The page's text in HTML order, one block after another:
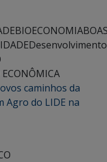
BIOECONOMIA
Desenvolvimento
ECONÔMICA
caminhos da
Agro do LIDE na